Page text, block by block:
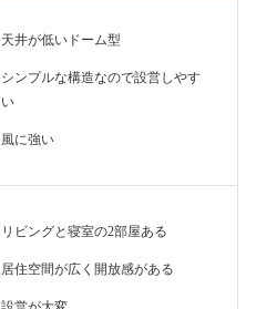
天井が低いドーム型
シンプルな構造なので設営しやす
い
風に強い
リビングと寝室の2部屋ある
居住空間が広く開放感がある